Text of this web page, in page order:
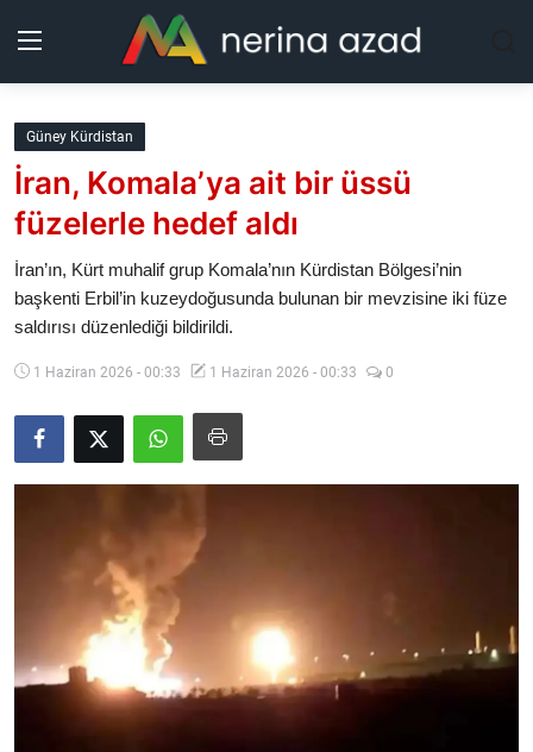
Kurdistan
Bölgeler
Güncel
Analiz
Makaleler
Galeri
Yazarlar
Arşiv
İletişim
Güney Kürdistan
İran, Komala’ya ait bir üssü
füzelerle hedef aldı
İran’ın, Kürt muhalif grup Komala’nın Kürdistan Bölgesi’nin
başkenti Erbil’in kuzeydoğusunda bulunan bir mevzisine iki füze
saldırısı düzenlediği bildirildi.
1 Haziran 2026 - 00:33 1 Haziran 2026 - 00:33 0